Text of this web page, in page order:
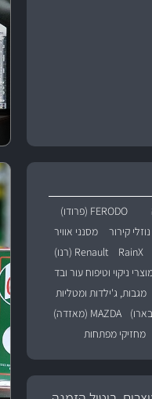
FERODO (פרודו)
נוזלי קירור
מסנני אוויר
RainX
Renault (רנו)
ניקוי וטיפוח עור ובד
מגבות, ג'ילדות ומטליות
MAZDA (מאזדה)
מחזיקי מפתחות